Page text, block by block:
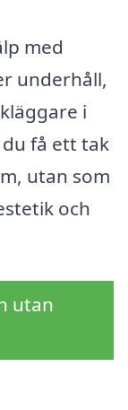
med
underhåll,
i
få ett tak
utan som
och
utan